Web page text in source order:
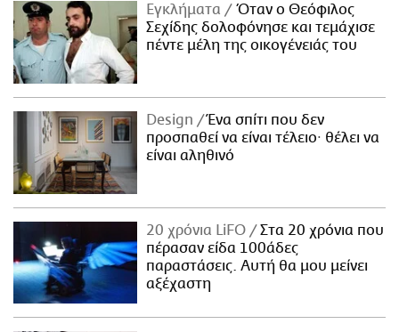
Εγκλήματα
Όταν ο Θεόφιλος
Σεχίδης δολοφόνησε και τεμάχισε
πέντε μέλη της οικογένειάς του
Design
Ένα σπίτι που δεν
προσπαθεί να είναι τέλειο· θέλει να
είναι αληθινό
20 χρόνια LiFO
Στα 20 χρόνια που
πέρασαν είδα 100άδες
παραστάσεις. Αυτή θα μου μείνει
αξέχαστη